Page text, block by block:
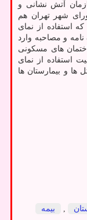
آتش نشانی و
شهر تهران هم
ای داشتیم که استفاده از نمای
و مصاحبه وارد
های مسکونی
استفاده از نمای
و بیمارستان ها
بیمه